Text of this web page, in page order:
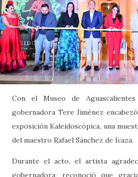
Con el Museo de
gobernadora Tere Jiménez
exposición Kaleidoscópica, una
del maestro Rafael Sánchez de Icaza.
Durante el acto, el artista
gobernadora; reconoció que